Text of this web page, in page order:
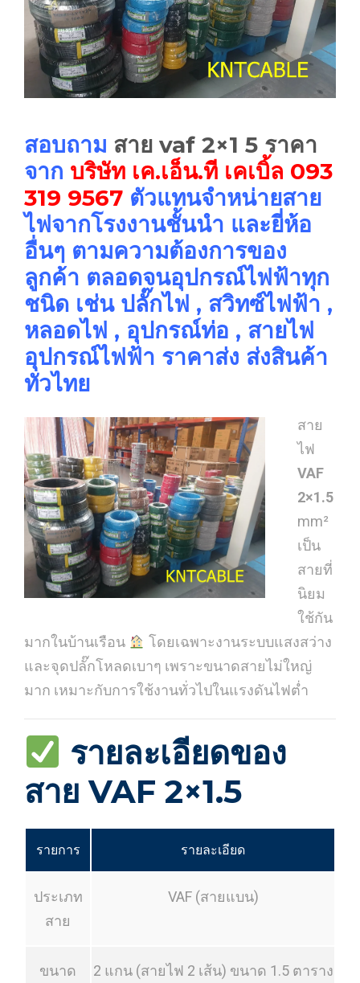
สอบถาม สาย vaf 2×1 5 ราคา
จาก บริษัท เค.เอ็น.ที เคเบิ้ล 093
319 9567 ตัวแทนจำหน่ายสาย
ไฟจากโรงงานชั้นนำ และยี่ห้อ
อื่นๆ ตามความต้องการของ
ลูกค้า ตลอดจนอุปกรณ์ไฟฟ้าทุก
ชนิด เช่น ปลั๊กไฟ , สวิทซ์ไฟฟ้า ,
หลอดไฟ , อุปกรณ์ท่อ , สายไฟ
อุปกรณ์ไฟฟ้า ราคาส่ง ส่งสินค้า
ทั่วไทย
สาย
ไฟ
VAF
2×1.5
mm²
เป็น
สายที่
นิยม
ใช้กัน
มากในบ้านเรือน
โดยเฉพาะงานระบบแสงสว่าง
และจุดปลั๊กโหลดเบาๆ เพราะขนาดสายไม่ใหญ่
มาก เหมาะกับการใช้งานทั่วไปในแรงดันไฟต่ำ
รายละเอียดของ
สายVAF 2×1.5
รายการ รายละเอียด
ประเภท
สาย
VAF (สายแบน)
ขนาด
2 แกน (สายไฟ 2 เส้น) ขนาด 1.5 ตาราง